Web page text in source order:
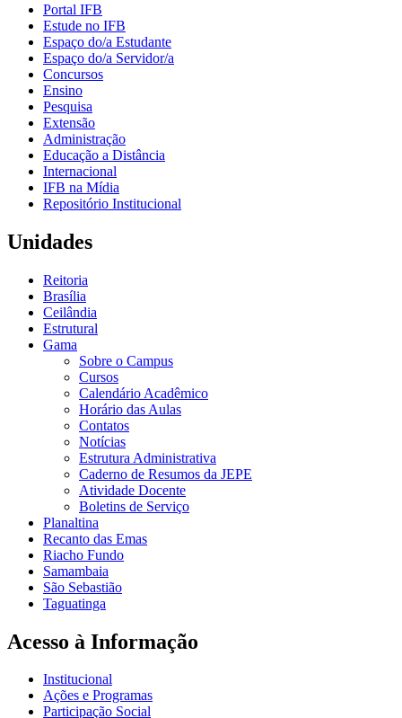
Portal IFB
Estude no IFB
Espaço do/a Estudante
Espaço do/a Servidor/a
Concursos
Ensino
Pesquisa
Extensão
Administração
Educação a Distância
Internacional
IFB na Mídia
Repositório Institucional
Unidades
Reitoria
Brasília
Ceilândia
Estrutural
Gama
Sobre o Campus
Cursos
Calendário Acadêmico
Horário das Aulas
Contatos
Notícias
Estrutura Administrativa
Caderno de Resumos da JEPE
Atividade Docente
Boletins de Serviço
Planaltina
Recanto das Emas
Riacho Fundo
Samambaia
São Sebastião
Taguatinga
Acesso à Informação
Institucional
Ações e Programas
Participação Social